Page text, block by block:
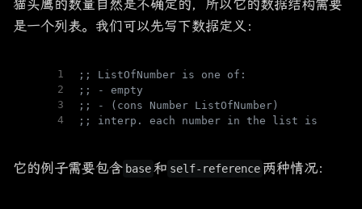
猫头鹰的数量自然是不确定的，所以它的数据结构需要
是一个列表。我们可以先写下数据定义：
1
2
3
4
;; ListOfNumber is one of:
;; - empty
;; - (cons Number ListOfNumber)
;; interp. each number in the list is an owl
它的例子需要包含 base和 self-reference 两种情况：